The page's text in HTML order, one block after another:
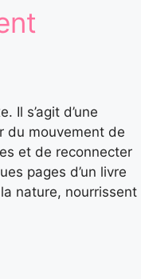
Il s’agit d’une
du mouvement de
et de reconnecter
pages d’un livre
nature, nourrissent